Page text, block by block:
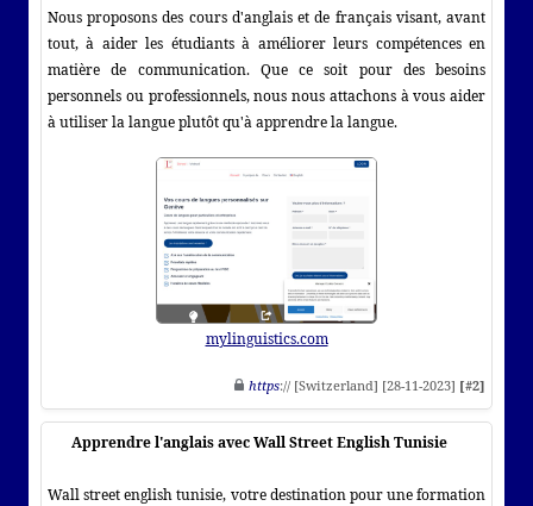
Nous proposons des cours d'anglais et de français visant, avant
tout, à aider les étudiants à améliorer leurs compétences en
matière de communication. Que ce soit pour des besoins
personnels ou professionnels, nous nous attachons à vous aider
à utiliser la langue plutôt qu'à apprendre la langue.
mylinguistics.com
https:// [Switzerland] [28-11-2023] [#2]
Apprendre l'anglais avec Wall Street English Tunisie
Wall street english tunisie, votre destination pour une formation